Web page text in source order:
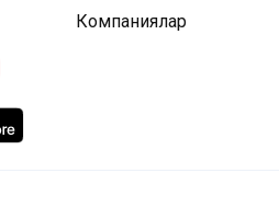
Компаниялар